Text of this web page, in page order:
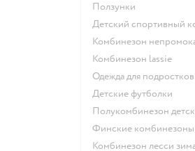
Ползунки
Детский спортивный
Комбинезон
Комбинезон lassie
Одежда для подростков
Детские футболки
Полукомбинезон
Финские комбинезоны
Комбинезон лесси